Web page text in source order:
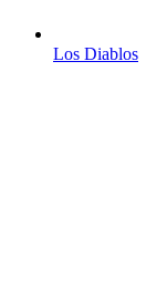
Los Diablos